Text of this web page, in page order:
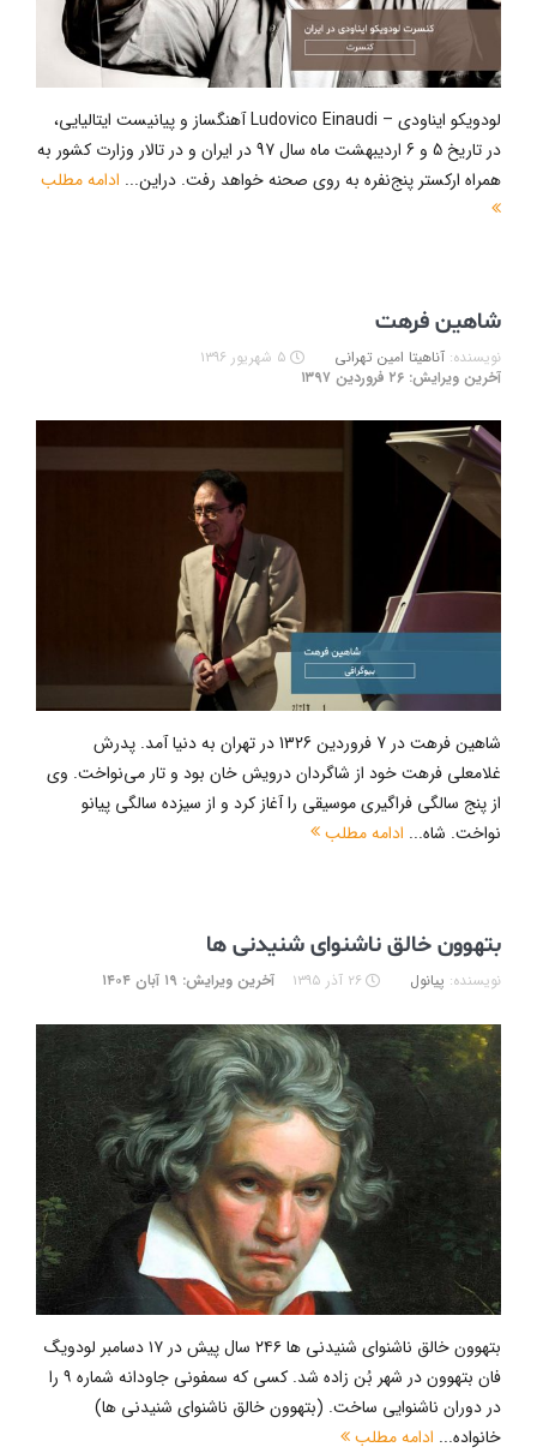
لودویکو ایناودی – Ludovico Einaudi آهنگساز و پیانیست ایتالیایی،
در تاریخ 5 و 6 اردیبهشت ماه سال 97 در ایران و در تالار وزارت کشور به
همراه ارکستر پنج‌نفره به روی صحنه خواهد رفت. دراین... ادامه مطلب
شاهین فرهت
نویسنده: آناهیتا امین تهرانی
۵ شهریور ۱۳۹۶
آخرین ویرایش: ۲۶ فروردین ۱۳۹۷
شاهین فرهت در 7 فروردین 1326 در تهران به دنیا آمد. پدرش
غلامعلی فرهت خود از شاگردان درویش خان بود و تار می‌نواخت. وی
از پنج سالگی فراگیری موسیقی را آغاز کرد و از سیزده سالگی پیانو
نواخت. شاه... ادامه مطلب
بتهوون خالق ناشنوای شنیدنی ها
نویسنده: پیانول ۲۶ آذر ۱۳۹۵ آخرین ویرایش: ۱۹ آبان ۱۴۰۴
بتهوون خالق ناشنوای شنیدنی ها ۲۴۶ سال پیش در ۱۷ دسامبر لودویگ
فان بتهوون در شهر بُن زاده شد. کسی که سمفونی جاودانه شماره ۹ را
در دوران ناشنوایی ساخت. (بتهوون خالق ناشنوای شنیدنی ها)
خانواده... ادامه مطلب